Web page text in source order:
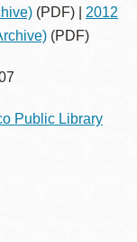
(PDF) | 2012
(PDF)
Public Library